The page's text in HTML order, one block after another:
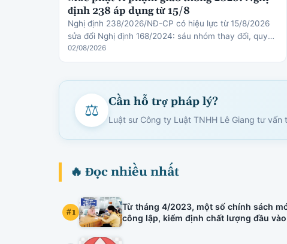
định 238 áp dụng từ 15/8
Nghị định 238/2026/NĐ-CP có hiệu lực từ 15/8/2026
sửa đổi Nghị định 168/2024: sáu nhóm thay đổi, quy
định mới về thiết bị an toàn cho trẻ em, cơ chế trừ
điểm gi…
02/08/2026
⚖ Cần hỗ trợ pháp lý?
Luật sư Công ty Luật TNHH Lê Giang tư vấn
🔥 Đọc nhiều nhất
#1
Từ tháng 4/2023, một số chính sách
công lập, kiểm định chất lượng đầu